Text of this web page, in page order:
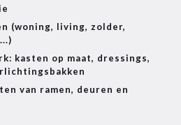
(woning, living, zolder,
kasten op maat, dressings,
van ramen, deuren en